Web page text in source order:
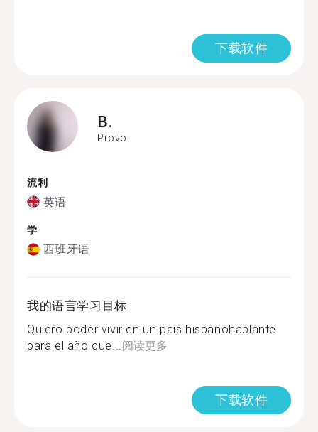
下载软件
B.
Provo
流利
英语
学
西班牙语
我的语言学习目标
Quiero poder vivir en un pais hispanohablante
para el año que...阅读更多
下载软件